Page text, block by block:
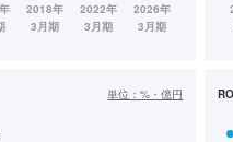
単位：%・億円